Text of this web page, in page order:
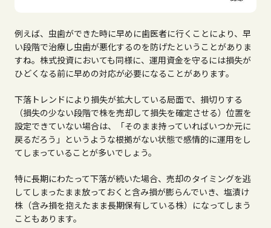
例えば、虫歯ができた時に早めに歯医者に行くことにより、早
い段階で治療し虫歯が悪化するのを防げたということがありま
すね。株式投資においても同様に、運用資金を守るには損失が
ひどくなる前に早めの対応が必要になることがあります。
下落トレンドにより損失が拡大している局面で、損切りする
（損失の少ない段階で株を売却して損失を確定させる）位置を
設定できていない場合は、「そのまま持っていればいつか元に
戻るだろう」というような根拠がない状態で感情的に運用をし
てしまっていることが多いでしょう。
特に長期にわたって下落が続いた場合、売却のタイミングを逃
してしまったまま放っておくと含み損が膨らんでいき、塩漬け
株（含み損を抱えたまま長期保有している株）になってしまう
こともあります。